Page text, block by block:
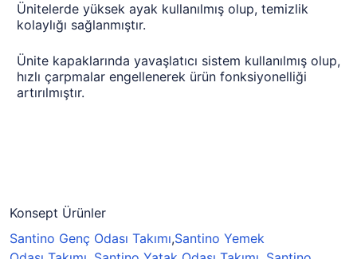
Ünitelerde yüksek ayak kullanılmış olup, temizlik
kolaylığı sağlanmıştır.
Ünite kapaklarında yavaşlatıcı sistem kullanılmış olup,
hızlı çarpmalar engellenerek ürün fonksiyonelliği
artırılmıştır.
Konsept Ürünler
Santino Genç Odası Takımı,Santino Yemek